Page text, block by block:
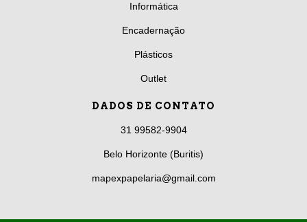
Informática
Encadernação
Plásticos
Outlet
DADOS DE CONTATO
31 99582-9904
Belo Horizonte (Buritis)
mapexpapelaria@gmail.com